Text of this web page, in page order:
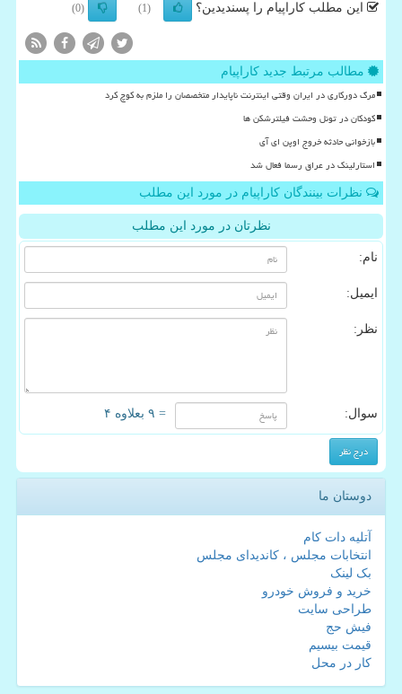
این مطلب کاراپیام را پسندیدین؟ (1)
(0)
مطالب مرتبط جدید کاراپیام
مرگ دورکاری در ایران وقتی اینترنت ناپایدار متخصصان را ملزم به کوچ کرد
کودکان در تونل وحشت فیلترشکن ها
بازخوانی حادثه خروج اوپن ای آی
استارلینک در عراق رسما فعال شد
نظرات بینندگان کاراپیام در مورد این مطلب
نظرتان در مورد این مطلب
نام:
ایمیل:
نظر:
سوال: = ۹ بعلاوه ۴
دوستان ما
آتلیه دات کام
انتخابات مجلس ، کاندیدای مجلس
بک لینک
خرید و فروش خودرو
طراحی سایت
فیش حج
قیمت بیسیم
کار در محل